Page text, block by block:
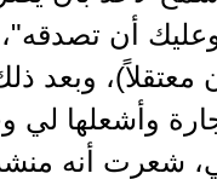
أن
وبعد
وأشعلها لي
شعرت أنه